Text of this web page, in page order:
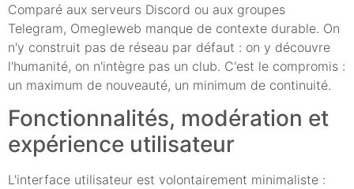
Comparé aux serveurs Discord ou aux groupes
Telegram, Omegleweb manque de contexte durable. On
n'y construit pas de réseau par défaut : on y découvre
l'humanité, on n'intègre pas un club. C'est le compromis :
un maximum de nouveauté, un minimum de continuité.
Fonctionnalités, modération et
expérience utilisateur
L'interface utilisateur est volontairement minimaliste :